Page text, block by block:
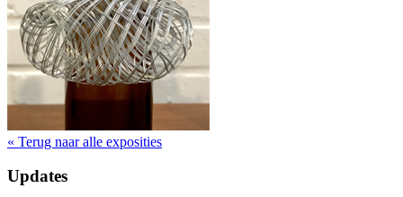
« Terug naar alle exposities
Updates